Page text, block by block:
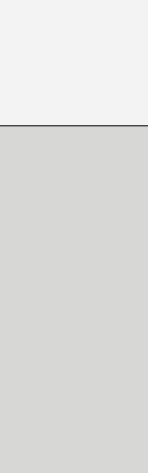
[Mo5] Deux inédits du